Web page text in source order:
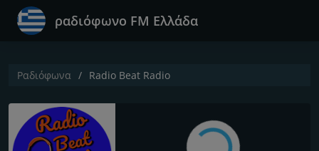
ραδιόφωνο FM Ελλάδα
Ραδιόφωνα Radio Beat Radio